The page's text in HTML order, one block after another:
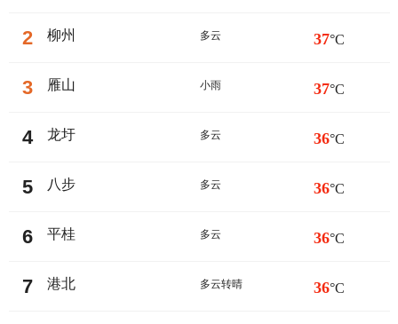
2 柳州 多云 37°C
3 雁山 小雨 37°C
4 龙圩 多云 36°C
5 八步 多云 36°C
6 平桂 多云 36°C
7 港北 多云转晴 36°C